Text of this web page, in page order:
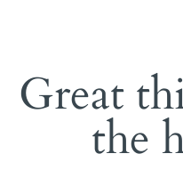
Great
the